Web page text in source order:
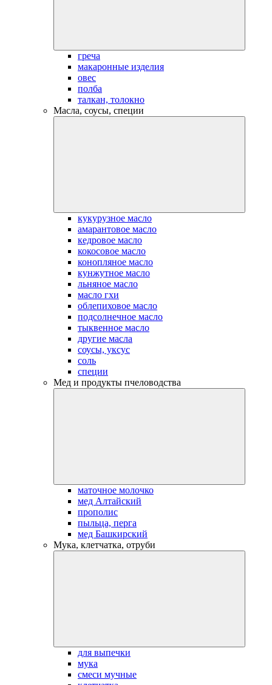
греча
макаронные изделия
овес
полба
талкан, толокно
Масла, соусы, специи
кукурузное масло
амарантовое масло
кедровое масло
кокосовое масло
конопляное масло
кунжутное масло
льняное масло
масло гхи
облепиховое масло
подсолнечное масло
тыквенное масло
другие масла
соусы, уксус
соль
специи
Мед и продукты пчеловодства
маточное молочко
мед Алтайский
прополис
пыльца, перга
мед Башкирский
Мука, клетчатка, отруби
для выпечки
мука
смеси мучные